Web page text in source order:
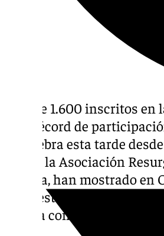
Más de 1.600 inscritos
bate récord de
se celebra esta tarde
Desde la Asociación
carrera, han mostrado
respuesta un año más a
cuenta con el apoyo del